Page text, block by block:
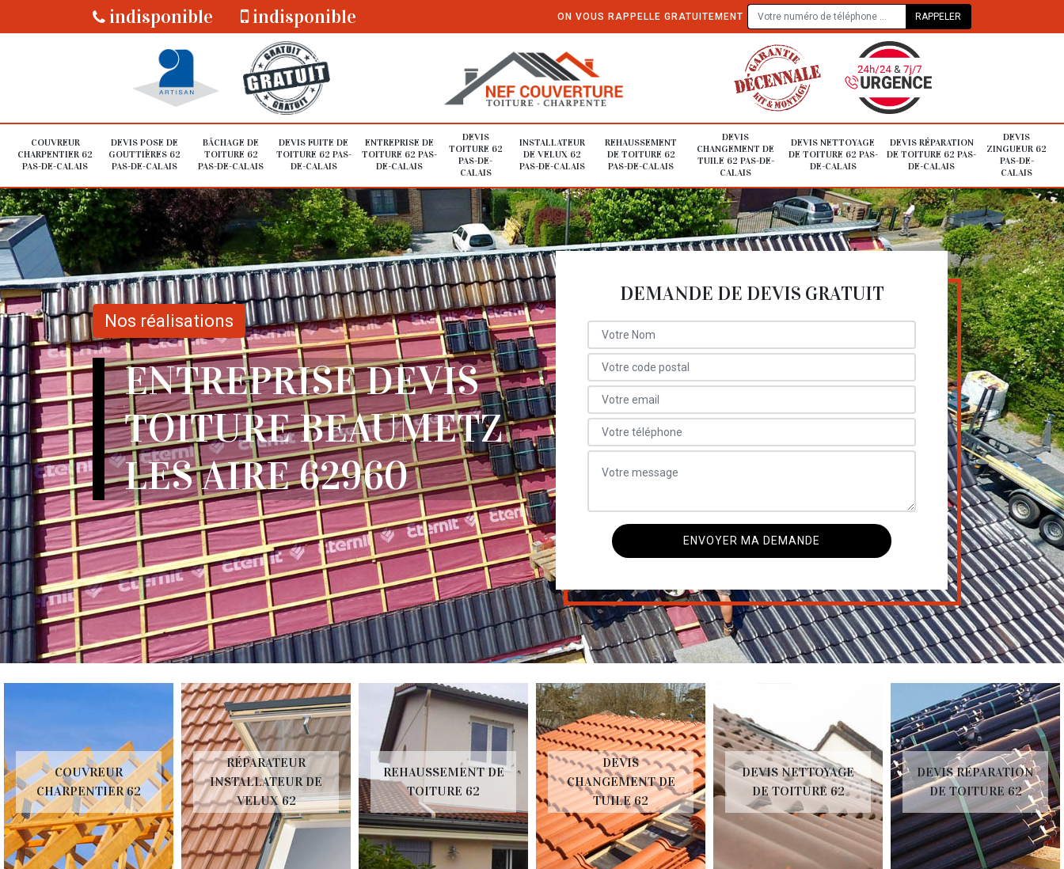
indisponible indisponible ON VOUS RAPPELLE GRATUITEMENT
COUVREUR
CHARPENTIER 62
PAS-DE-CALAIS
DEVIS POSE DE
GOUTTIÈRES 62
PAS-DE-CALAIS
BÂCHAGE DE
TOITURE 62
PAS-DE-CALAIS
DEVIS FUITE DE
TOITURE 62 PAS-
DE-CALAIS
ENTREPRISE DE
TOITURE 62 PAS-
DE-CALAIS
DEVIS
TOITURE 62
PAS-DE-
CALAIS
INSTALLATEUR
DE VELUX 62
PAS-DE-CALAIS
REHAUSSEMENT
DE TOITURE 62
PAS-DE-CALAIS
DEVIS
CHANGEMENT DE
TUILE 62 PAS-DE-
CALAIS
DEVIS NETTOYAGE
DE TOITURE 62 PAS-
DE-CALAIS
DEVIS RÉPARATION
DE TOITURE 62 PAS-
DE-CALAIS
DEVIS
ZINGUEUR 62
PAS-DE-
CALAIS
Nos réalisations
ENTREPRISE DEVIS
TOITURE BEAUMETZ
LES AIRE 62960
DEMANDE DE DEVIS GRATUIT
COUVREUR
CHARPENTIER 62
RÉPARATEUR
INSTALLATEUR DE
VELUX 62
REHAUSSEMENT DE
TOITURE 62
DEVIS
CHANGEMENT DE
TUILE 62
DEVIS NETTOYAGE
DE TOITURE 62
DEVIS RÉPARATION
DE TOITURE 62